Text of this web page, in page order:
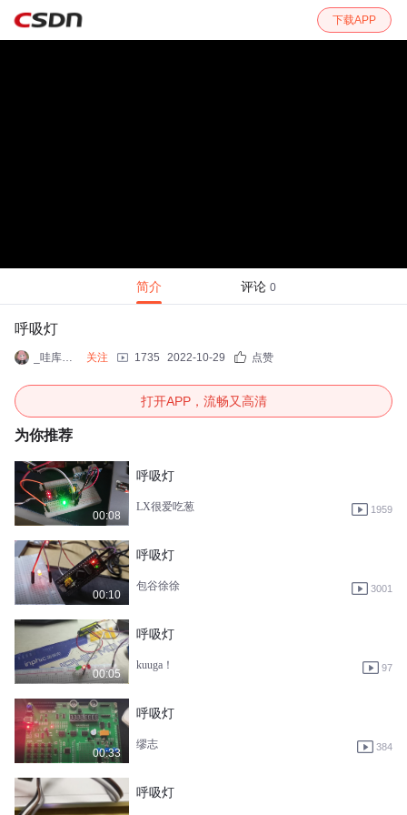
下载APP
简介 评论 0
呼吸灯
_哇库哇库_ 关注 1735 2022-10-29 点赞
打开APP，流畅又高清
为你推荐
00:08
呼吸灯
LX很爱吃葱 1959
00:10
呼吸灯
包谷徐徐 3001
00:05
呼吸灯
kuuga！ 97
00:33
呼吸灯
缪志 384
呼吸灯